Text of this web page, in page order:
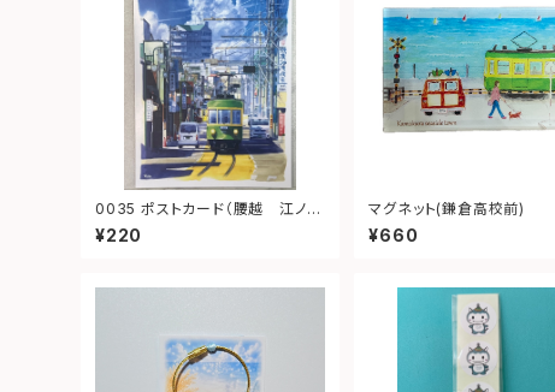
0035 ポストカード（腰越 江ノ
電）
¥220
マグネット(鎌倉高校前)
¥660